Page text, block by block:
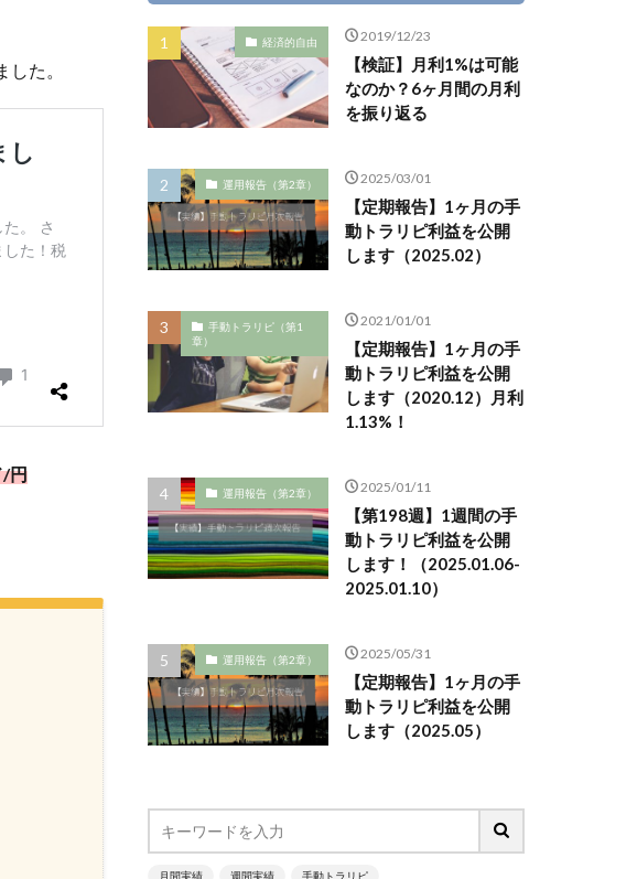
した。
/円
経済的自由 2019/12/23
【検証】月利1%は可能
なのか？6ヶ月間の月利
を振り返る
運用報告（第2章） 2025/03/01
【定期報告】1ヶ月の手
動トラリピ利益を公開
します（2025.02）
手動トラリピ（第1
章）
2021/01/01
【定期報告】1ヶ月の手
動トラリピ利益を公開
します（2020.12）月利
1.13%！
運用報告（第2章） 2025/01/11
【第198週】1週間の手
動トラリピ利益を公開
します！（2025.01.06-
2025.01.10）
運用報告（第2章） 2025/05/31
【定期報告】1ヶ月の手
動トラリピ利益を公開
します（2025.05）
月間実績 週間実績 手動トラリピ